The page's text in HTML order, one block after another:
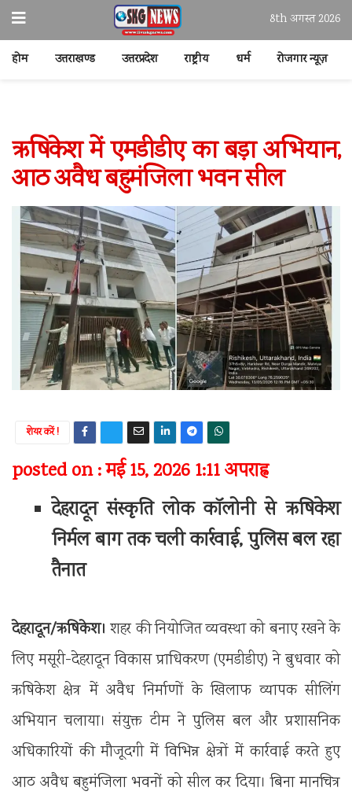
8th अगस्त 2026
होम उत्तराखण्ड उत्तरप्रदेश राष्ट्रीय धर्म रोजगार न्यूज़
ऋषिकेश में एमडीडीए का बड़ा अभियान,
आठ अवैध बहुमंजिला भवन सील
शेयर करें !
posted on : मई 15, 2026 1:11 अपराह्न
देहरादून संस्कृति लोक कॉलोनी से ऋषिकेश
निर्मल बाग तक चली कार्रवाई, पुलिस बल रहा
तैनात
देहरादून/ऋषिकेश। शहर की नियोजित व्यवस्था को बनाए रखने के
लिए मसूरी-देहरादून विकास प्राधिकरण (एमडीडीए) ने बुधवार को
ऋषिकेश क्षेत्र में अवैध निर्माणों के खिलाफ व्यापक सीलिंग
अभियान चलाया। संयुक्त टीम ने पुलिस बल और प्रशासनिक
अधिकारियों की मौजूदगी में विभिन्न क्षेत्रों में कार्रवाई करते हुए
आठ अवैध बहुमंजिला भवनों को सील कर दिया। बिना मानचित्र